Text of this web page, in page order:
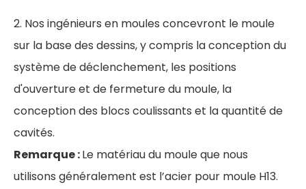
2. Nos ingénieurs en moules concevront le moule
sur la base des dessins, y compris la conception du
système de déclenchement, les positions
d'ouverture et de fermeture du moule, la
conception des blocs coulissants et la quantité de
cavités.
Remarque :Le matériau du moule que nous
utilisons généralement est l’acier pour moule H13.